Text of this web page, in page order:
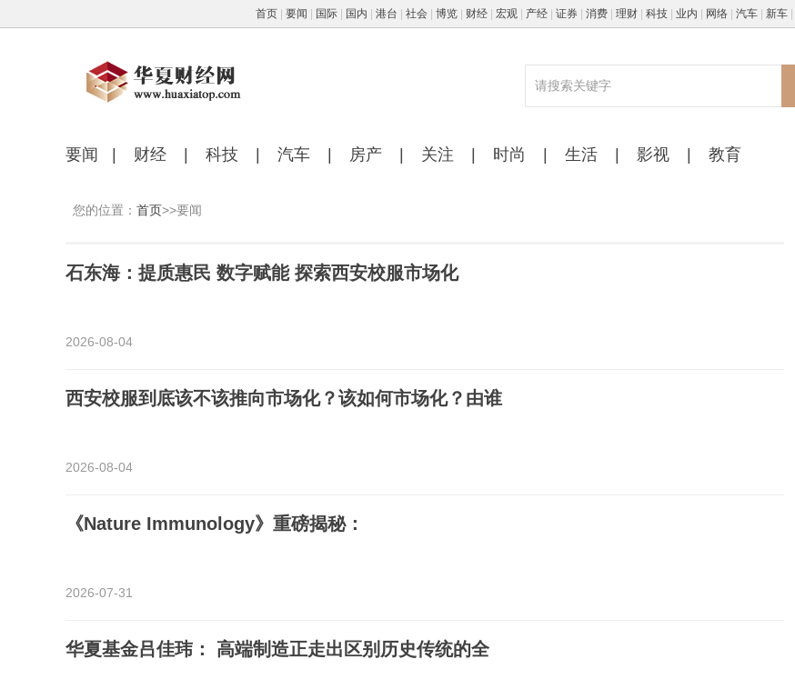
首页| 要闻 国际| 国内 港台 社会| 博览| 财经| 宏观| 产经| 证券| 消费| 理财| 科技| 业内 网络| 汽车| 新车|
要闻 财经 科技 汽车 房产 关注 时尚 生活 影视 教育
您的位置： 首页>>要闻
石东海：提质惠民 数字赋能 探索西安校服市场化
2026-08-04
西安校服到底该不该推向市场化？该如何市场化？由谁
2026-08-04
《Nature Immunology》重磅揭秘：
2026-07-31
华夏基金吕佳玮： 高端制造正走出区别历史传统的全